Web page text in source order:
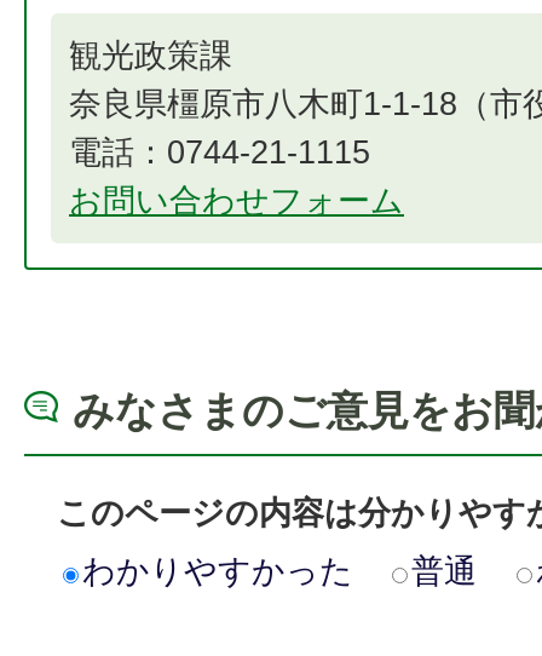
観光政策課
奈良県橿原市八木町1-1-18（市
電話：0744-21-1115
お問い合わせフォーム
みなさまのご意見をお
このページの内容は分かりやす
わかりやすかった
普通